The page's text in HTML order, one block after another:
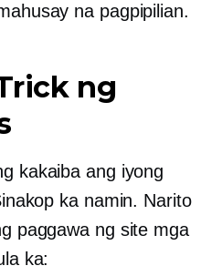
na pagpipilian.
ng
kakaiba ang iyong
ka namin. Narito
paggawa ng site mga
ka: